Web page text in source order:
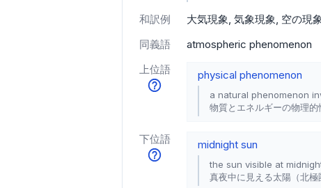
和訳例 大気現象 気象現象 空の現象
同義語
atmospheric phenomenon
上位語
physical phenomenon
a natural phenomenon
物質とエネルギーの物理
下位語 midnight sun
the sun visible at
真夜中に見える太陽（北極